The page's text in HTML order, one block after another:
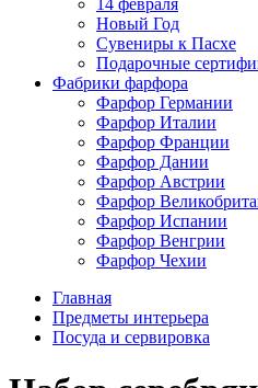
14 февраля
Новый Год
Сувениры к Пасхе
Подарочные
Фабрики фарфора
Фарфор Германии
Фарфор Италии
Фарфор Франции
Фарфор Дании
Фарфор Австрии
Фарфор
Фарфор Испании
Фарфор Венгрии
Фарфор Чехии
Главная
Предметы интерьера
Посуда и сервировка